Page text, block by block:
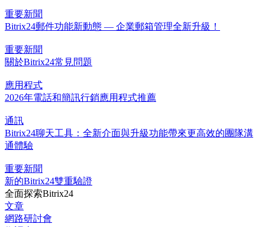
重要新聞
Bitrix24郵件功能新動態 — 企業郵箱管理全新升級！
重要新聞
關於Bitrix24常見問題
應用程式
2026年電話和簡訊行銷應用程式推薦
通訊
Bitrix24聊天工具：全新介面與升級功能帶來更高效的團隊溝
通體驗
重要新聞
新的Bitrix24雙重驗證
全面探索Bitrix24
文章
網路研討會